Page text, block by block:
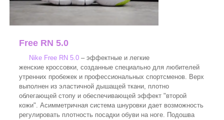
Free RN 5.0
Nike Free RN 5.0 – эффектные и легкие
женские кроссовки, созданные специально для любителей
утренних пробежек и профессиональных спортсменов. Верх
выполнен из эластичной дышащей ткани, плотно
облегающей стопу и обеспечивающей эффект "второй
кожи". Асимметричная система шнуровки дает возможность
регулировать плотность посадки обуви на ноге. Подошва